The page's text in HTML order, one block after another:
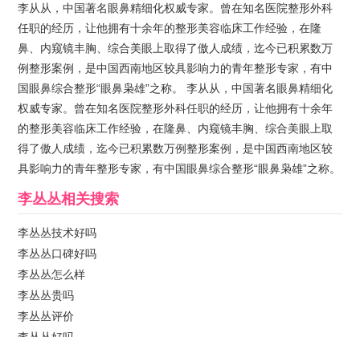
李从从，中国著名眼鼻精细化权威专家。曾在知名医院整形外科
任职的经历，让他拥有十余年的整形美容临床工作经验，在隆
鼻、内窥镜丰胸、综合美眼上取得了傲人成绩，迄今已积累数万
例整形案例，是中国西南地区较具影响力的青年整形专家，有中
国眼鼻综合整形“眼鼻枭雄”之称。 李从从，中国著名眼鼻精细化
权威专家。曾在知名医院整形外科任职的经历，让他拥有十余年
的整形美容临床工作经验，在隆鼻、内窥镜丰胸、综合美眼上取
得了傲人成绩，迄今已积累数万例整形案例，是中国西南地区较
具影响力的青年整形专家，有中国眼鼻综合整形“眼鼻枭雄”之称。
李丛丛相关搜索
李丛丛技术好吗
李丛丛口碑好吗
李丛丛怎么样
李丛丛贵吗
李丛丛评价